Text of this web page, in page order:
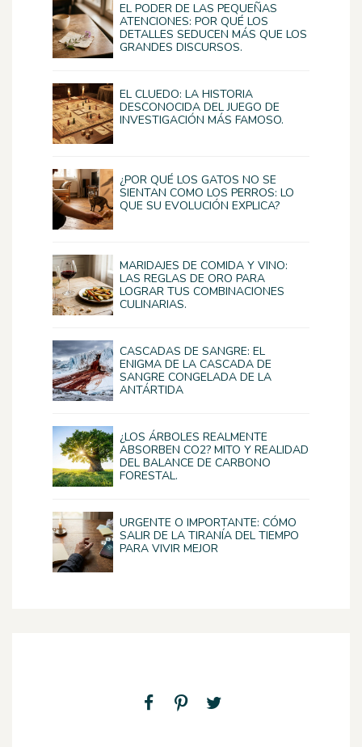
EL PODER DE LAS PEQUEÑAS
ATENCIONES: POR QUÉ LOS
DETALLES SEDUCEN MÁS QUE LOS
GRANDES DISCURSOS.
EL CLUEDO: LA HISTORIA
DESCONOCIDA DEL JUEGO DE
INVESTIGACIÓN MÁS FAMOSO.
¿POR QUÉ LOS GATOS NO SE
SIENTAN COMO LOS PERROS: LO
QUE SU EVOLUCIÓN EXPLICA?
MARIDAJES DE COMIDA Y VINO:
LAS REGLAS DE ORO PARA
LOGRAR TUS COMBINACIONES
CULINARIAS.
CASCADAS DE SANGRE: EL
ENIGMA DE LA CASCADA DE
SANGRE CONGELADA DE LA
ANTÁRTIDA
¿LOS ÁRBOLES REALMENTE
ABSORBEN CO2? MITO Y REALIDAD
DEL BALANCE DE CARBONO
FORESTAL.
URGENTE O IMPORTANTE: CÓMO
SALIR DE LA TIRANÍA DEL TIEMPO
PARA VIVIR MEJOR